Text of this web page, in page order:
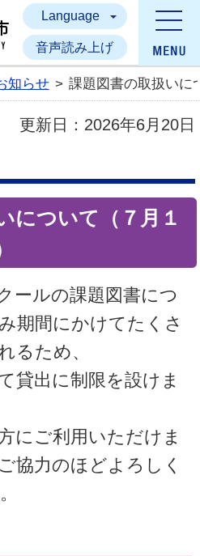
かすみがうら市
Language
音声読み上げ
知らせ > 課題図書の取扱いに
更新日： 2026年6月20日
について（７月１
ールの課題図書につ
期間にかけてたくさ
るため、
貸出に制限を設けま
にご利用いただけま
協力のほどよろしく